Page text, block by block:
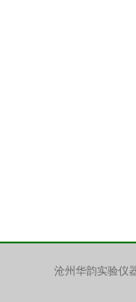
沧州华韵实验仪